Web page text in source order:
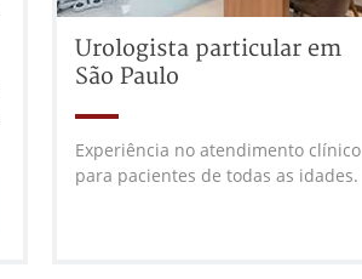
Urologista particular em
São Paulo
Experiência no atendimento clínico
para pacientes de todas as idades.